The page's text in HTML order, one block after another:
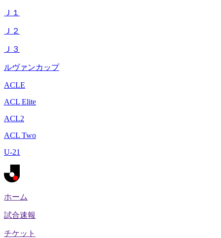
Ｊ１
Ｊ２
Ｊ３
ルヴァンカップ
ACLE
ACL Elite
ACL2
ACL Two
U-21
ホーム
試合速報
チケット